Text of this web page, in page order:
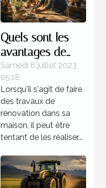
Quels sont les
avantages de
faire recours à un
expert pour la
rénovation de sa
maison ?
Samedi 8 juillet 2023
05:18
Lorsqu'il s'agit de faire
des travaux de
rénovation dans sa
maison, il peut être
tentant de les réaliser...